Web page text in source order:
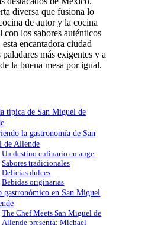
diversa que fusiona lo
de autor y la cocina
con los sabores auténticos
encantadora ciudad
más exigentes y a
la buena mesa por igual.
típica de San Miguel de
la gastronomía de San
de Allende
Un destino culinario en auge
Sabores tradicionales
Delicias dulces
Bebidas originarias
gastronómico en San Miguel
The Chef Meets San Miguel de
Allende presenta: Michael